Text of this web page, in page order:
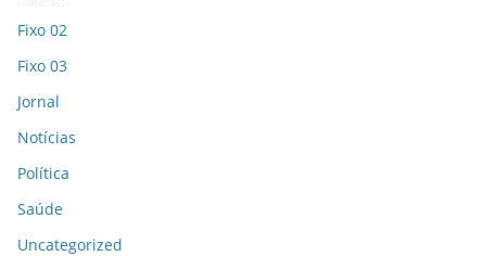
Fixo 02
Fixo 03
Jornal
Notícias
Política
Saúde
Uncategorized